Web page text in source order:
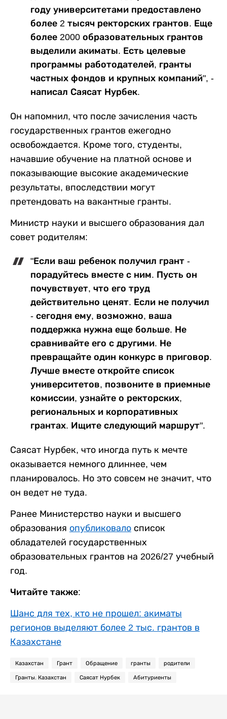
году университетами предоставлено
более 2 тысяч ректорских грантов. Еще
более 2000 образовательных грантов
выделили акиматы. Есть целевые
программы работодателей, гранты
частных фондов и крупных компаний", -
написал Саясат Нурбек.
Он напомнил, что после зачисления часть
государственных грантов ежегодно
освобождается. Кроме того, студенты,
начавшие обучение на платной основе и
показывающие высокие академические
результаты, впоследствии могут
претендовать на вакантные гранты.
Министр науки и высшего образования дал
совет родителям:
"Если ваш ребенок получил грант -
порадуйтесь вместе с ним. Пусть он
почувствует, что его труд
действительно ценят. Если не получил
- сегодня ему, возможно, ваша
поддержка нужна еще больше. Не
сравнивайте его с другими. Не
превращайте один конкурс в приговор.
Лучше вместе откройте список
университетов, позвоните в приемные
комиссии, узнайте о ректорских,
региональных и корпоративных
грантах. Ищите следующий маршрут".
Саясат Нурбек, что иногда путь к мечте
оказывается немного длиннее, чем
планировалось. Но это совсем не значит, что
он ведет не туда.
Ранее Министерство науки и высшего
образования опубликовало список
обладателей государственных
образовательных грантов на 2026/27 учебный
год.
Читайте также:
Шанс для тех, кто не прошел: акиматы
регионов выделяют более 2 тыс. грантов в
Казахстане
Казахстан Грант Обращение гранты родители
Гранты. Казахстан Саясат Нурбек Абитуриенты